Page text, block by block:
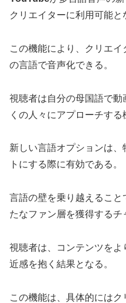
クリエイターに利用可能と
この機能により、クリエ
の言語で音声化できる。
視聴者は自分の母国語で
くの人々にアプローチする
新しい言語オプションは
トにする際に有効である。
言語の壁を乗り越えるこ
たなファン層を獲得するチ
視聴者は、コンテンツを
近感を抱く結果となる。
この機能は、具体的には